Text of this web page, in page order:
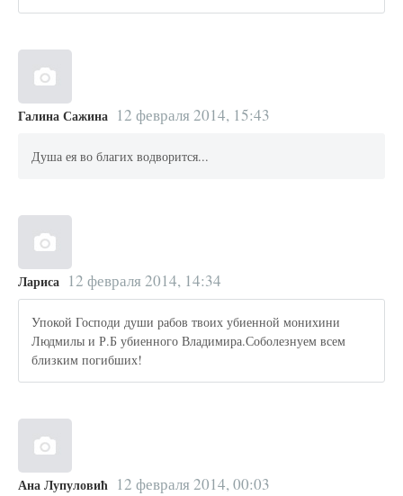
Галина Сажина 12 февраля 2014, 15:43
Душа ея во благих водворится...
Лариса 12 февраля 2014, 14:34
Упокой Господи души рабов твоих убиенной монихини
Людмилы и Р.Б убиенного Владимира.Соболезнуем всем
близким погибших!
Ана Лупуловић 12 февраля 2014, 00:03